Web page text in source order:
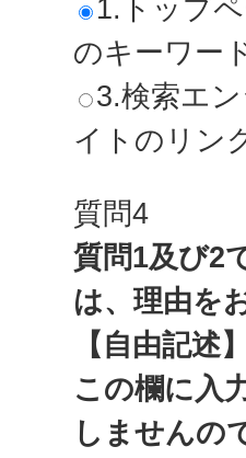
1.トップ
のキーワー
3.検索エ
イトのリン
質問4
質問1及び2
は、理由を
【自由記述】
この欄に入
しませんの